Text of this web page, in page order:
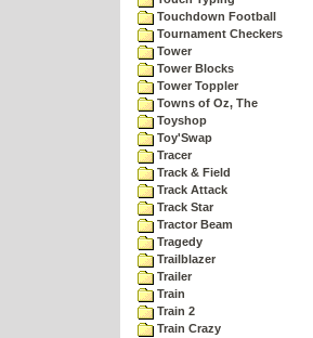
Touchdown Football
Tournament Checkers
Tower
Tower Blocks
Tower Toppler
Towns of Oz, The
Toyshop
Toy'Swap
Tracer
Track & Field
Track Attack
Track Star
Tractor Beam
Tragedy
Trailblazer
Trailer
Train
Train 2
Train Crazy